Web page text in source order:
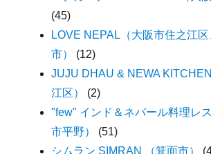
(45)
LOVE NEPAL（大阪市住之江
市）
(12)
JUJU DHAU & NEWA
江区）
(2)
"few" インド＆ネパール料理レ
市平野）
(51)
シムラン SIMRAN （箕面市）